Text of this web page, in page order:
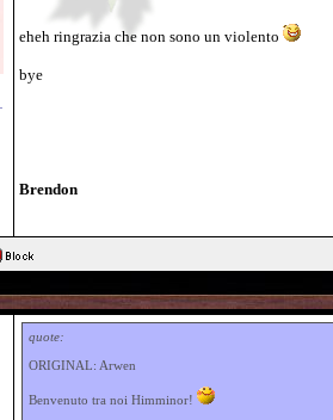
eheh ringrazia che non sono un violento
bye
Brendon
quote:
ORIGINAL: Arwen
Benvenuto tra noi Himminor!